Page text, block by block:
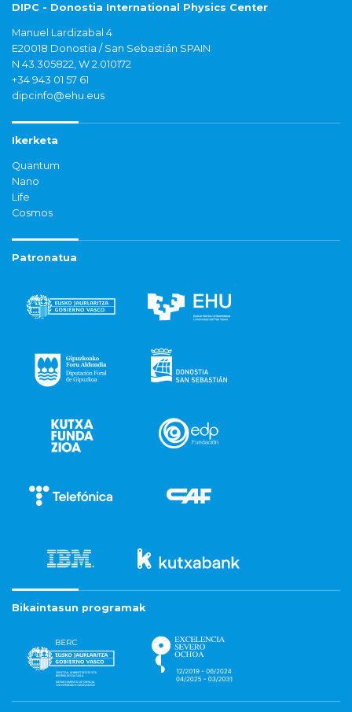
DIPC - Donostia International Physics Center
Manuel Lardizabal 4
E20018 Donostia / San Sebastián SPAIN
N 43.305822, W 2.010172
+34 943 01 57 61
dipcinfo@ehu.eus
Ikerketa
Quantum
Nano
Life
Cosmos
Patronatua
Bikaintasun programak